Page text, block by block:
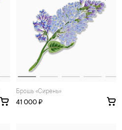
Брошь «Сирень»
41 000 ₽